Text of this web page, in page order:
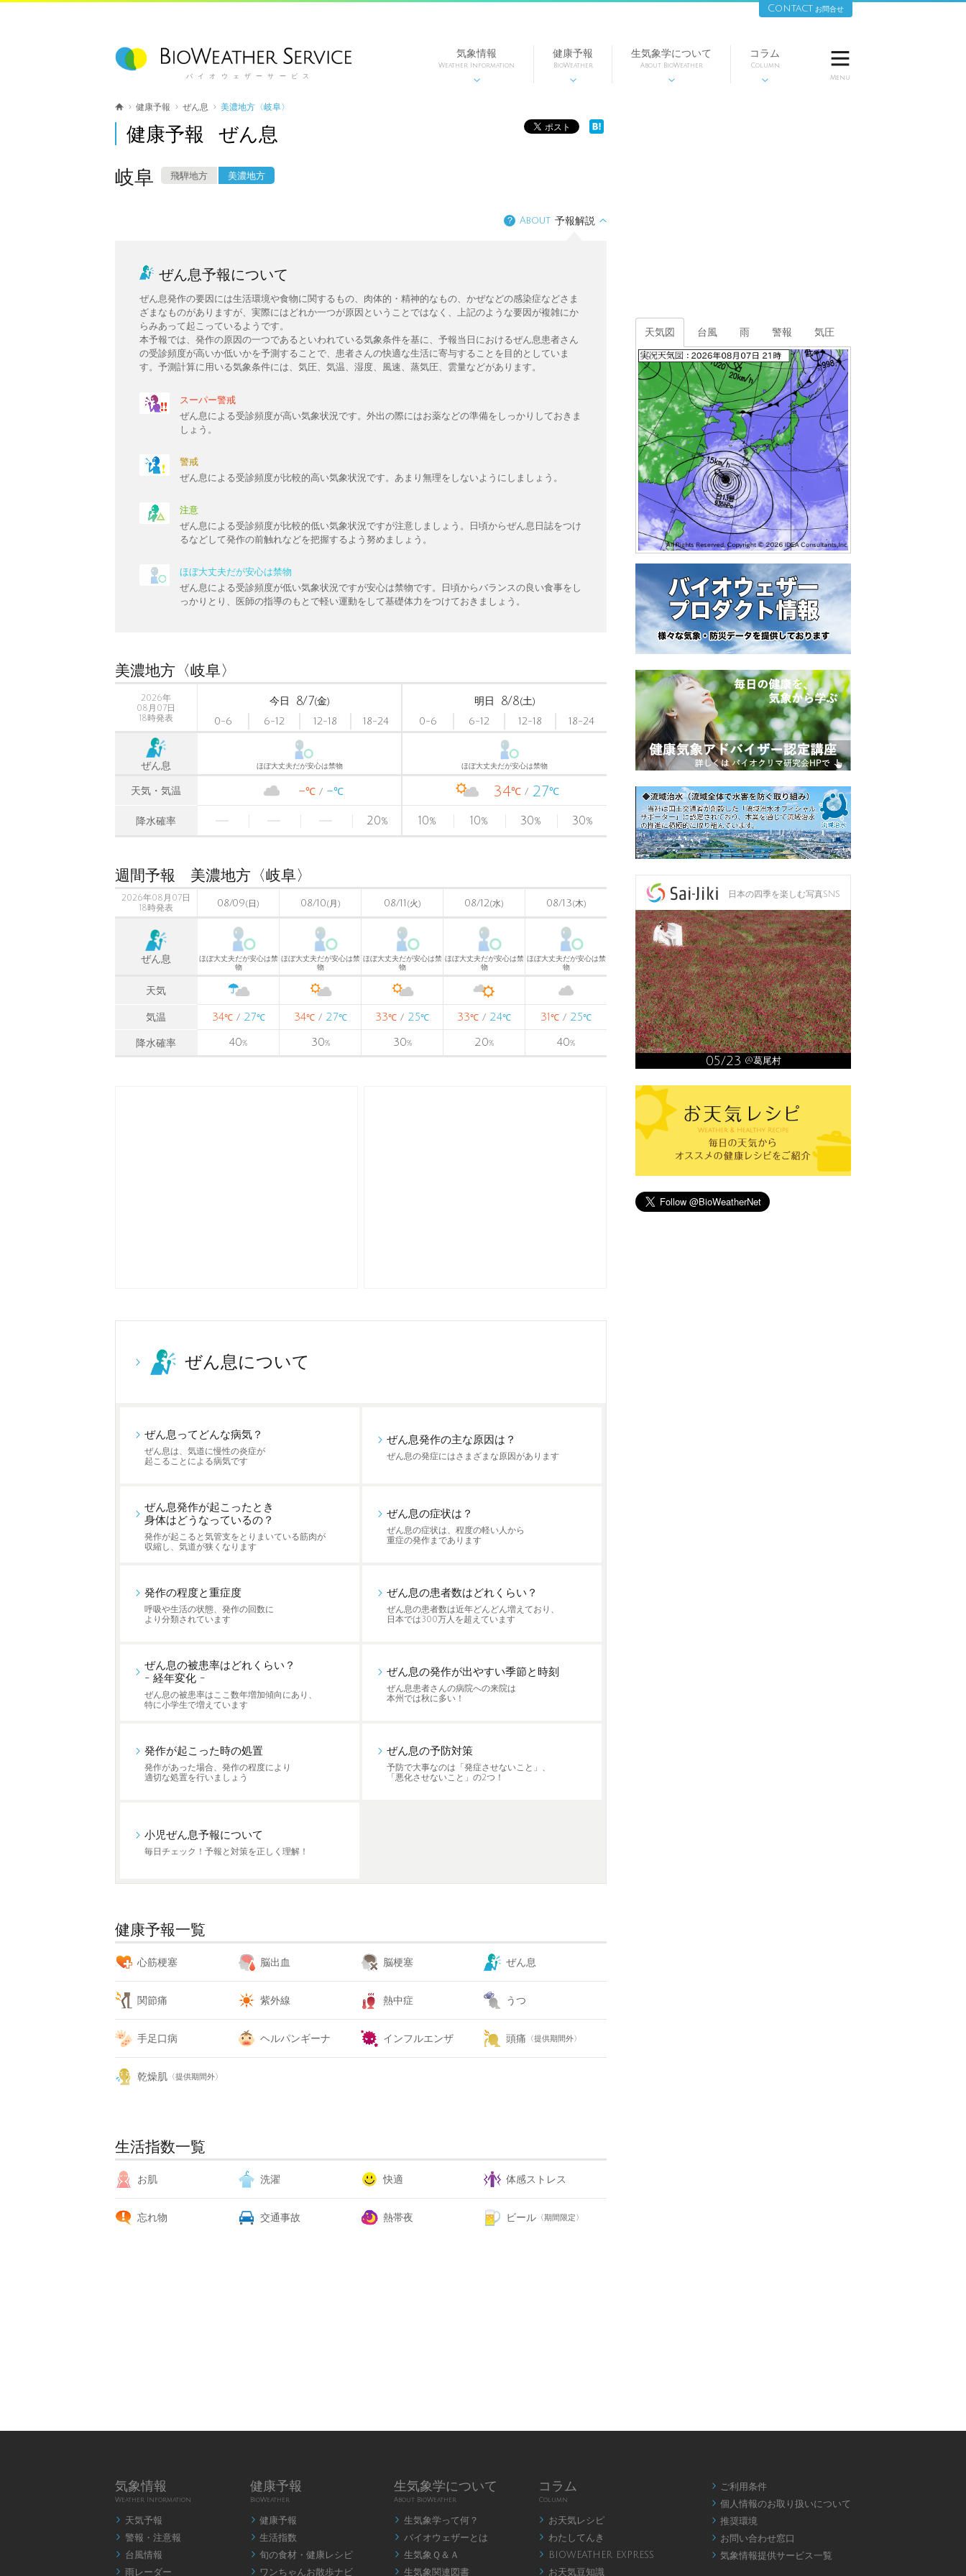
バイオウェザーサービス
気象情報
Weather Information

健康予報
BioWeather

生気象学について
About BioWeather

コラム
Column


Menu
健康予報 ぜん息 美濃地方〈岐阜〉
健康予報 ぜん息
岐阜 飛騨地方 美濃地方
？ About 予報解説
ぜん息予報について
ぜん息発作の要因には生活環境や食物に関するもの、肉体的・精神的なもの、かぜなどの感染症などさま
ざまなものがありますが、実際にはどれか一つが原因ということではなく、上記のような要因が複雑にか
らみあって起こっているようです。
本予報では、発作の原因の一つであるといわれている気象条件を基に、予報当日におけるぜん息患者さん
の受診頻度が高いか低いかを予測することで、患者さんの快適な生活に寄与することを目的としていま
す。予測計算に用いる気象条件には、気圧、気温、湿度、風速、蒸気圧、雲量などがあります。
スーパー警戒
ぜん息による受診頻度が高い気象状況です。外出の際にはお薬などの準備をしっかりしておきま
しょう。
警戒
ぜん息による受診頻度が比較的高い気象状況です。あまり無理をしないようにしましょう。
注意
ぜん息による受診頻度が比較的低い気象状況ですが注意しましょう。日頃からぜん息日誌をつけ
るなどして発作の前触れなどを把握するよう努めましょう。
ほぼ大丈夫だが安心は禁物
ぜん息による受診頻度が低い気象状況ですが安心は禁物です。日頃からバランスの良い食事をし
っかりとり、医師の指導のもとで軽い運動をして基礎体力をつけておきましょう。
美濃地方〈岐阜〉
2026年
08月07日
18時発表
今日 8/7(金)
0-6
6-12 12-18 18-24
明日 8/8(土)
0-6
6-12 12-18 18-24
ぜん息 ほぼ大丈夫だが安心は禁物 ほぼ大丈夫だが安心は禁物
天気・気温 -℃ -℃ 34℃ 27℃
降水確率 20% 10% 10% 30% 30%
週間予報 美濃地方〈岐阜〉
2026年08月07日
18時発表
08/09(日) 08/10(月) 08/11 (火) 08/12(水) 08/13(木)
ぜん息
ほぼ大丈夫だが安心は禁
物
ほぼ大丈夫だが安心は禁
物
ほぼ大丈夫だが安心は禁
物
ほぼ大丈夫だが安心は禁
物
ほぼ大丈夫だが安心は禁
物
天気
気温 34℃/ 27℃ 34℃/ 27℃ 33℃ / 25℃ 33℃ / 24℃ 31 ℃ / 25℃
降水確率 40% 30% 30% 20% 40%
ぜん息について
ぜん息ってどんな病気？
ぜん息は、気道に慢性の炎症が
起こることによる病気です
ぜん息発作の主な原因は？
ぜん息の発症にはさまざまな原因があります
ぜん息発作が起こったとき
身体はどうなっているの？
発作が起こると気管支をとりまいている筋肉が
収縮し、気道が狭くなります
ぜん息の症状は？
ぜん息の症状は、程度の軽い人から
重症の発作まであります
発作の程度と重症度
呼吸や生活の状態、発作の回数に
より分類されています
ぜん息の患者数はどれくらい？
ぜん息の患者数は近年どんどん増えており、
日本では300万人を超えています
ぜん息の被患率はどれくらい？
- 経年変化 -
ぜん息の被患率はここ数年増加傾向にあり、
特に小学生で増えています
ぜん息の発作が出やすい季節と時刻
ぜん息患者さんの病院への来院は
本州では秋に多い！
発作が起こった時の処置
発作があった場合、発作の程度により
適切な処置を行いましょう
ぜん息の予防対策
予防で大事なのは「発症させないこと」、
「悪化させないこと」の2つ！
小児ぜん息予報について
毎日チェック！予報と対策を正しく理解！
健康予報一覧
心筋梗塞 脳出血 脳梗塞 ぜん息
関節痛 紫外線 熱中症 うつ
手足口病 ヘルパンギーナ インフルエンザ 頭痛 〈提供期間外〉
乾燥肌 〈提供期間外〉
生活指数一覧
お肌 洗濯 快適 体感ストレス
忘れ物 交通事故 熱帯夜 ビール 〈期間限定〉
天気図 台風 雨 警報 気圧
日本の四季を楽しむ写真SNS
05/23 @葛尾村
気象情報
Weather Information
 天気予報
 警報・注意報
 台風情報
 雨レーダー
健康予報
BioWeather
 健康予報
 生活指数
 旬の食材・健康レシピ
 ワンちゃんお散歩ナビ
生気象学について
About BioWeather
 生気象学って何？
 バイオウェザーとは
 生気象Ｑ＆Ａ
 生気象関連図書
コラム
Column
 お天気レシピ
 わたしてんき
 BIOWEATHER EXPRESS
 お天気豆知識
 ご利用条件
 個人情報のお取り扱いについて
 推奨環境
 お問い合わせ窓口
 気象情報提供サービス一覧
Contact お問合せ